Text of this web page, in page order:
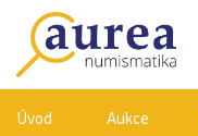
Úvod Aukce